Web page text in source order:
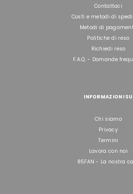
Contattaci
Costi e metodi di
Metodi di
Politiche di reso
Richiedi reso
F.A.Q. - Domande
INFORMAZIONI SU
Chi siamo
Privacy
Termini
Lavora con noi
85FAN - La nostra